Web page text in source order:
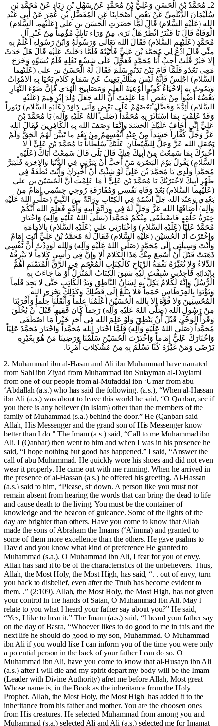
2ـ مُحَمَّدُ بْنُ الْحَسَنِ وَعَلِيُّ بْنُ مُحَمَّدٍ عَنْ سَهْلِ بْنِ زِيَادٍ عَنْ مُحَمَّدِ بْنِ
سُلَيْمَانَ الدَّيْلَمِيِّ عَنْ بَعْضِ أَصْحَابِنَا عَنِ الْمُفَضَّلِ بْنِ عُمَرَ عَنْ أَبِي عَبْدِ
الله (عَلَيْهِ السَّلام) قَالَ لَمَّا حَضَرَتِ الْحَسَنَ بن علي (عَلَيْهما السَّلام)
الْوَفَاةُ قَالَ يَا قَنْبَرُ انْظُرْ هَلْ تَرَى مِنْ وَرَاءِ بَابِكَ مُؤْمِناً مِنْ غَيْرِ آلِ
مُحَمَّدٍ (عَلَيْهم السَّلام) فَقَالَ الله تَعَالَى وَرَسُولُهُ وَابْنُ رَسُولِهِ أَعْلَمُ بِهِ
مِنِّي قَالَ ادْعُ لِي مُحَمَّدَ بْنَ عَلِيٍّ فَأَتَيْتُهُ فَلَمَّا دَخَلْتُ عَلَيْهِ قَالَ هَلْ حَدَثَ
إِلا خَيْرٌ قُلْتُ أَجِبْ أَبَا مُحَمَّدٍ فَعَجَّلَ عَلَى شِسْعِ نَعْلِهِ فَلَمْ يُسَوِّهِ وَخَرَجَ
مَعِي يَعْدُو فَلَمَّا قَامَ بَيْنَ يَدَيْهِ سَلَّمَ فَقَالَ لَهُ الْحَسَنُ بن علي (عَلَيْهما
السَّلام) اجْلِسْ فَإِنَّهُ لَيْسَ مِثْلُكَ يَغِيبُ عَنْ سَمَاعِ كَلامٍ يَحْيَا بِهِ الامْوَاتُ
وَيَمُوتُ بِهِ الاحْيَاءُ كُونُوا أَوْعِيَةَ الْعِلْمِ وَمَصَابِيحَ الْهُدَى فَإِنَّ ضَوْءَ النَّهَارِ
بَعْضُهُ أَضْوَأُ مِنْ بَعْضٍ أَ مَا عَلِمْتَ أَنَّ الله جَعَلَ وُلْدَ إِبْرَاهِيمَ (عَلَيْهِ
السَّلام) أَئِمَّةً وَفَضَّلَ بَعْضَهُمْ عَلَى بَعْضٍ وَآتَى دَاوُدَ (عَلَيْهِ السَّلام) زَبُوراً
وَقَدْ عَلِمْتَ بِمَا اسْتَأْثَرَ بِهِ مُحَمَّداً (صَلَّى اللهُ عَلَيْهِ وَآلِه) يَا مُحَمَّدَ بْنَ
عَلِيٍّ إِنِّي أَخَافُ عَلَيْكَ الْحَسَدَ وَإِنَّمَا وَصَفَ الله بِهِ الْكَافِرِينَ فَقَالَ الله
عَزَّ وَجَلَّ كُفَّاراً حَسَداً مِنْ عِنْدِ أَنْفُسِهِمْ مِنْ بَعْدِ ما تَبَيَّنَ لَهُمُ الْحَقُّ وَلَمْ
يَجْعَلِ الله عَزَّ وَجَلَّ لِلشَّيْطَانِ عَلَيْكَ سُلْطَاناً يَا مُحَمَّدَ بْنَ عَلِيٍّ أَ لا
أُخْبِرُكَ بِمَا سَمِعْتُ مِنْ أَبِيكَ فِيكَ قَالَ بَلَى قَالَ سَمِعْتُ أَبَاكَ (عَلَيْهِ
السَّلام) يَقُولُ يَوْمَ الْبَصْرَةِ مَنْ أَحَبَّ أَنْ يَبَرَّنِي فِي الدُّنْيَا وَالاخِرَةِ فَلْيَبَرَّ
مُحَمَّداً وَلَدِي يَا مُحَمَّدَ بْنَ عَلِيٍّ لَوْ شِئْتُ أَنْ أُخْبِرَكَ وَأَنْتَ نُطْفَةٌ فِي
ظَهْرِ أَبِيكَ لاخْبَرْتُكَ يَا مُحَمَّدَ بْنَ عَلِيٍّ أَ مَا عَلِمْتَ أَنَّ الْحُسَيْنَ بن علي
(عَلَيْهما السَّلام) بَعْدَ وَفَاةِ نَفْسِي وَمُفَارَقَةِ رُوحِي جِسْمِي إِمَامٌ مِنْ
بَعْدِي وَعِنْدَ الله جَلَّ اسْمُهُ فِي الْكِتَابِ وِرَاثَةً مِنَ النَّبِيِّ (صَلَّى اللهُ عَلَيْهِ
وَآلِه) أَضَافَهَا الله عَزَّ وَجَلَّ لَهُ فِي وِرَاثَةِ أَبِيهِ وَأُمِّهِ فَعَلِمَ الله أَنَّكُمْ
خِيَرَةُ خَلْقِهِ فَاصْطَفَى مِنْكُمْ مُحَمَّداً (صَلَّى اللهُ عَلَيْهِ وَآلِه) وَاخْتَارَ
مُحَمَّدٌ عَلِيّاً (عَلَيْهِ السَّلام) وَاخْتَارَنِي علي (عَلَيْهِ السَّلام) بِالامَامَةِ
وَاخْتَرْتُ أَنَا الْحُسَيْنَ (عَلَيْهِ السَّلام) فَقَالَ لَهُ مُحَمَّدُ بْنُ عَلِيٍّ أَنْتَ إِمَامٌ
وَأَنْتَ وَسِيلَتِي إِلَى مُحَمَّدٍ (صَلَّى اللهُ عَلَيْهِ وَآلِه) وَالله لَوَدِدْتُ أَنَّ نَفْسِي
ذَهَبَتْ قَبْلَ أَنْ أَسْمَعَ مِنْكَ هَذَا الْكَلامَ أَلا وَإِنَّ فِي رَأْسِي كَلاماً لا تَنْزِفُهُ
الدِّلاءُ وَلا تُغَيِّرُهُ نَغْمَةُ الرِّيَاحِ كَالْكِتَابِ الْمُعْجَمِ فِي الرَّقِّ الْمُنَمْنَمِ أَهُمُّ
بِإِبْدَائِهِ فَأَجِدُنِي سُبِقْتُ إِلَيْهِ سَبَقَ الْكِتَابُ الْمُنْزَلُ أَوْ مَا جَاءَتْ بِهِ
الرُّسُلُ وَإِنَّهُ لَكَلامٌ يَكِلُّ بِهِ لِسَانُ النَّاطِقِ وَيَدُ الْكَاتِبِ حَتَّى لا يَجِدَ قَلَماً
وَيُؤْتَوْا بِالْقِرْطَاسِ حُمَماً فَلا يَبْلُغُ إِلَى فَضْلِكَ وَكَذَلِكَ يَجْزِي الله
الْمُحْسِنِينَ وَلا قُوَّةَ إِلا بِالله الْحُسَيْنُ أَعْلَمُنَا عِلْماً وَأَثْقَلُنَا حِلْماً وَأَقْرَبُنَا
مِنْ رَسُولِ الله (صَلَّى اللهُ عَلَيْهِ وَآلِه) رَحِماً كَانَ فَقِيهاً قَبْلَ أَنْ يُخْلَقَ
وَقَرَأَ الْوَحْيَ قَبْلَ أَنْ يَنْطِقَ وَلَوْ عَلِمَ الله فِي أَحَدٍ خَيْراً مَا اصْطَفَى
مُحَمَّداً (صَلَّى اللهُ عَلَيْهِ وَآلِه) فَلَمَّا اخْتَارَ الله مُحَمَّداً وَاخْتَارَ مُحَمَّدٌ عَلِيّاً
وَاخْتَارَكَ عَلِيٌّ إِمَاماً وَاخْتَرْتَ الْحُسَيْنَ سَلَّمْنَا وَرَضِينَا مَنْ هُوَ بِغَيْرِهِ
يَرْضَى وَمَنْ غَيْرُهُ كُنَّا نَسْلَمُ بِهِ مِنْ مُشْكِلاتِ أَمْرِنَا.
2. Muhammad ibn al-Hasan and Ali ibn Muhammad have narrated
from Sahl ibn Ziyad from Muhammad ibn Sulayman al-Daylami
from one of our people from al-Mufaddal ibn ‘Umar from abu
‘Abdallah (a.s.) who has said the following. (a.s.), “When al-Hassan
ibn Ali (a.s.) was about to leave this world he said, “O Qanbar, see if
you there is any believer (in Islam) other than the members of the
family of Muhammad (s.a.) behind the door.” He (Qanbar) said
Allah, His Messenger and the grand son of His Messenger know
better than I do.” The Imam (a.s.) said, “Call to me Muhammad ibn
Ali. I (Qanbar) then went to him and when I was in his presence he
said, “I hope nothing but good has happened.” I said, “Answer the
call of abu Muhammad. He quickly wore his shoes and did not even
wear it properly. He came out with me running. When he arrived in
the presence of al-Hassan (a.s.) he offered his greeting. Al-Hassan
(a.s.) said to him, “Please, sit down. A person like you must not
remain absent from hearing the words that can bring the dead to life
and cause death to the living. You must be the container of
knowledge and the beacon of guidance. Some of the lights of the
day are brighter than others. Have you come to know that Allah
made the sons of Abraham the Imams (‘A’imma) and granted to
some of them more excellence than the others. He gave psalms to
David and you know what kind of preference He granted to
Muhammad (s.a.). O Muhammad ibn Ali, I fear for you of envy.
Allah has said it to be of the characteristics of the unbelievers. Thus,
Allah, the Most Holy, the Most High, has said, “. . out of envy, turn
you back to disbelief, even after the Truth has become evident to
them. .” (2:109). Allah, the Most Holy, the Most High, has not given
your control in the hands of Satan, O Muhammad ibn Ali. May I
relate to you what I heard your father say about you?” He said,
“Yes, I like to hear it.” The Imam (a.s.) said, “I heard your father say
on the day of Basra, “Whoever likes to do good to me in this and the
next life he should do good to my son, Muhammad. O Muhammad
ibn Ali if you would like I can inform you of the time you were only
a potential person in the back of your father I can do so. O
Muhammad ibn Ali, have you come to know that al-Husayn ibn Ali
(a.s.) after I will die and my spirit depart my body will be the Imam
(Leader with Divine Authority) afret me before Allah, Most great
Whose name is, in the Book as the inheritance from the Holy
Prophet. Allah, the Most Holy, the Most High, has added it to the
inheritance from his father and mother. You are the choosen ones
from His creatures. He selected Muhammad from among you and
Muhammad (s.a.) selected Ali and Ali (a.s.) selected me for Imamat